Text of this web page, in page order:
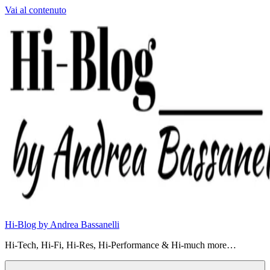
Vai al contenuto
Hi-Blog by Andrea Bassanelli
Hi-Tech, Hi-Fi, Hi-Res, Hi-Performance & Hi-much more…